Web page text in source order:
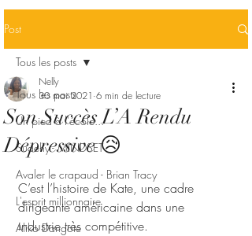
Post
Tous les posts
Un pied à l'école...
Sudehy - MINDSET
Avaler le crapaud - Brian Tracy
L'esprit millionnaire
Aliko Dangote
Tous les posts
Son Succès L’A Rendu
Dépressive 😥
Nelly
30 mai 2021 6 min de lecture
C’est l’histoire de Kate, une cadre
dirigeante américaine dans une
industrie très compétitive.